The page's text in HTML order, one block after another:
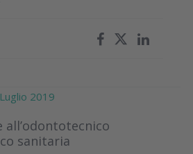
2019
all’odontotecnico
sanitaria